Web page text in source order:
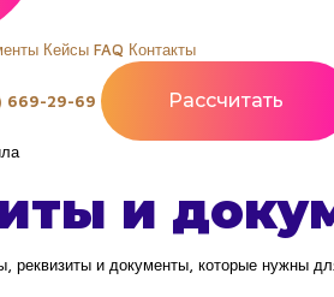
Кейсы FAQ Контакты
669-29-69 Рассчитать
и
реквизиты и документы, которые нужны